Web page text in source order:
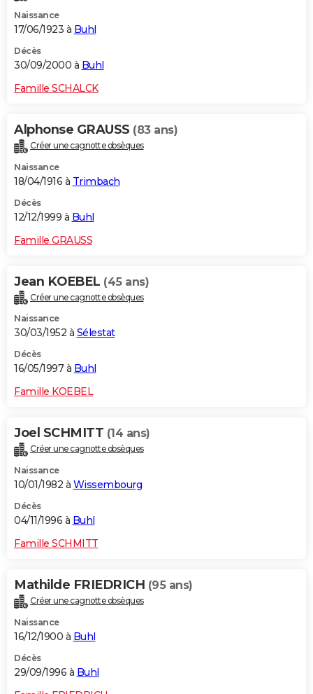
Naissance
17/06/1923 à Buhl
Décès
30/09/2000 à Buhl
Famille SCHALCK
Alphonse GRAUSS (83 ans)
Créer une cagnotte obsèques
Naissance
18/04/1916 à Trimbach
Décès
12/12/1999 à Buhl
Famille GRAUSS
Jean KOEBEL (45 ans)
Créer une cagnotte obsèques
Naissance
30/03/1952 à Sélestat
Décès
16/05/1997 à Buhl
Famille KOEBEL
Joel SCHMITT (14 ans)
Créer une cagnotte obsèques
Naissance
10/01/1982 à Wissembourg
Décès
04/11/1996 à Buhl
Famille SCHMITT
Mathilde FRIEDRICH (95 ans)
Créer une cagnotte obsèques
Naissance
16/12/1900 à Buhl
Décès
29/09/1996 à Buhl